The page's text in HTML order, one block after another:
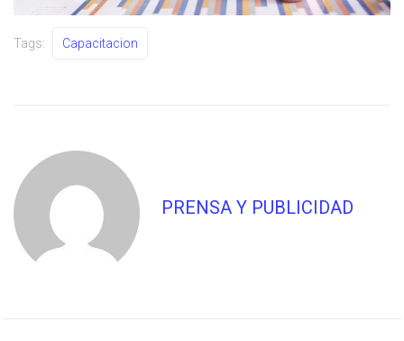
Tags: Capacitacion
PRENSA Y PUBLICIDAD